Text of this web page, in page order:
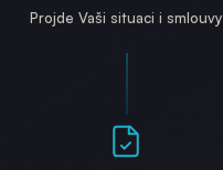
Projde Vaši situaci i smlouvy